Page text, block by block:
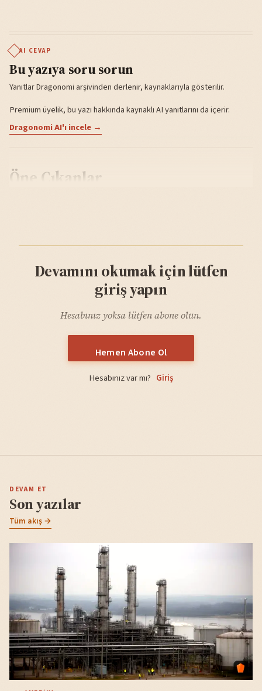
AI CEVAP
Bu yazıya soru sorun
Yanıtlar Dragonomi arşivinden derlenir, kaynaklarıyla gösterilir.
Premium üyelik, bu yazı hakkında kaynaklı AI yanıtlarını da içerir.
Dragonomi AI'ı incele →
Öne Çıkanlar
Devamını okumak için lütfen
giriş yapın
Hesabınız yoksa lütfen abone olun.
Hemen Abone Ol
Hesabınız var mı? Giriş
DEVAM ET
Son yazılar
Tüm akış →